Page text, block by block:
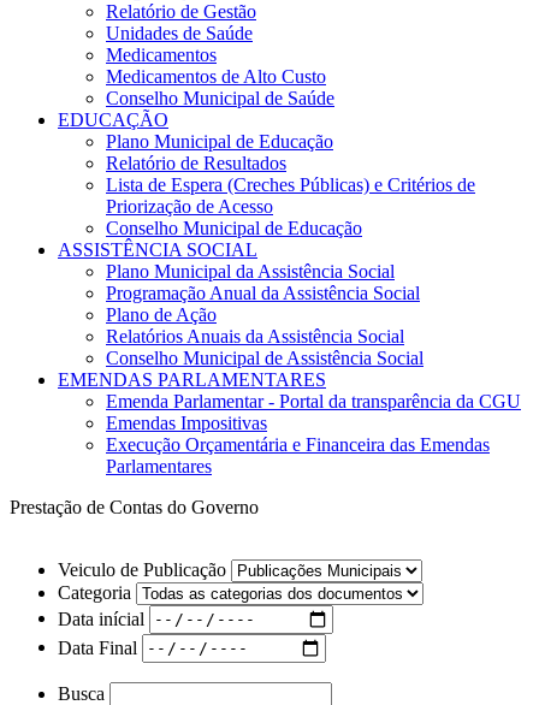
Relatório de Gestão
Unidades de Saúde
Medicamentos
Medicamentos de Alto Custo
Conselho Municipal de Saúde
EDUCAÇÃO
Plano Municipal de Educação
Relatório de Resultados
Lista de Espera (Creches Públicas) e Critérios de
Priorização de Acesso
Conselho Municipal de Educação
ASSISTÊNCIA SOCIAL
Plano Municipal da Assistência Social
Programação Anual da Assistência Social
Plano de Ação
Relatórios Anuais da Assistência Social
Conselho Municipal de Assistência Social
EMENDAS PARLAMENTARES
Emenda Parlamentar - Portal da transparência da CGU
Emendas Impositivas
Execução Orçamentária e Financeira das Emendas
Parlamentares
Prestação de Contas do Governo
Veiculo de Publicação
Categoria
Data inícial
Data Final
Busca